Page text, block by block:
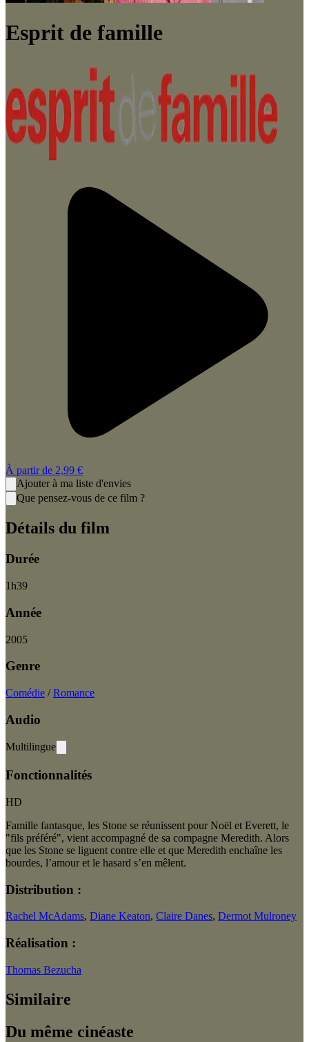
Esprit de famille
À partir de 2,99 €
Ajouter à ma liste d'envies
Que pensez-vous de ce film ?
Détails du film
Durée
1h39
Année
2005
Genre
Comédie /Romance
Audio
Multilingue
Fonctionnalités
HD
Famille fantasque, les Stone se réunissent pour Noël et Everett, le
"fils préféré", vient accompagné de sa compagne Meredith. Alors
que les Stone se liguent contre elle et que Meredith enchaîne les
bourdes, l’amour et le hasard s’en mêlent.
Distribution :
Rachel McAdams, Diane Keaton, Claire Danes, Dermot Mulroney
Réalisation :
Thomas Bezucha
Similaire
Du même cinéaste